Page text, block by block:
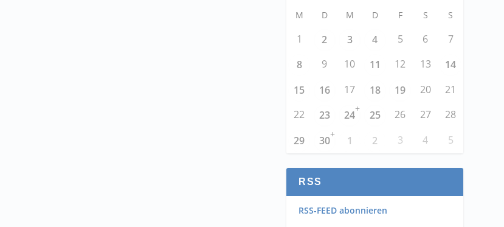
M D M D F S S
1 2 3 4 5 6
7
8
9 10 11 12 13
14
15
16 17 18 19 20
21
22
23 24
+
25 26 27
28
29
30
+
1 2 3 4 5
RSS
RSS-FEED abonnieren